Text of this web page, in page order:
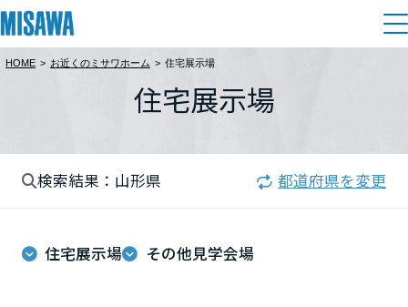
住まい
商品ラインアップ
個人のお客さま
賃貸住宅
戸建て・マンション
まちづくり
HOME > お近くのミサワホーム > 住宅展示場
住宅展示場
検索結果：山形県 都道府県を変更
住宅展示場 その他見学会場
都道府県を選択